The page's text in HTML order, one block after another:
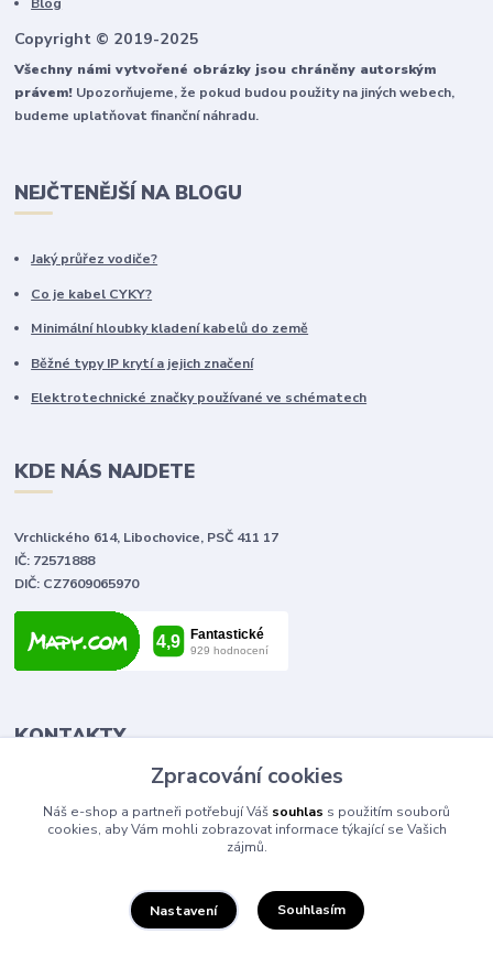
Blog
Copyright © 2019-2025
Všechny námi vytvořené obrázky jsou chráněny autorským
právem! Upozorňujeme, že pokud budou použity na jiných webech,
budeme uplatňovat finanční náhradu.
NEJČTENĚJŠÍ NA BLOGU
Jaký průřez vodiče?
Co je kabel CYKY?
Minimální hloubky kladení kabelů do země
Běžné typy IP krytí a jejich značení
Elektrotechnické značky používané ve schématech
KDE NÁS NAJDETE
Vrchlického 614, Libochovice, PSČ 411 17
IČ: 72571888
DIČ: CZ7609065970
KONTAKTY
Tomáš Vlček
+420 702 090 443
volejte od 9,00 - 20,00 hod
info@elektromaterial.cz
Zpracování cookies
Náš e-shop a partneři potřebují Váš souhlas s použitím souborů
cookies, aby Vám mohli zobrazovat informace týkající se Vašich
zájmů.
Nastavení Souhlasím